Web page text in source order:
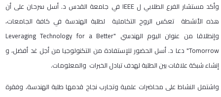
وأكد مستشار الفرع الطلابي ل IEEE في جامعة القدس د. أسل سرحان على أن
هذه الأنشطة تعكس الروح التكاملية لطلبة الهندسة في كافة الجامعات،
وإنطلاقا من عنوان اليوم الهندسي "Leveraging Technology for a Better
Tomorrow" دعا د. أسل الحضور للإستفادة من التكنولوجيا من أجل غد أفضل، و
إنشاء شبكة علاقات بين الطلبة لهدف تبادل الخبرات والمعلومات.
واشتمل النشاط على محاضرات علمية وتجارب نجاح قدمها طلبة الهندسة، وفقرة